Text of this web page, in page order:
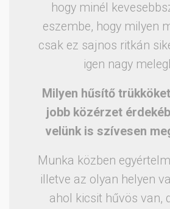
hogy minél
eszembe, hogy milyen
csak ez sajnos ritkán
igen nagy
Milyen hűsítő
jobb közérzet
velünk is szívesen
Munka közben
illetve az olyan helyen
ahol kicsit hűvös van,